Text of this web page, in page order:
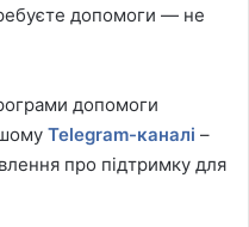
допомоги — не
допомоги
Telegram-каналі –
про підтримку для